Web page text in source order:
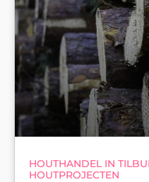
HOUTHANDEL IN
HOUTPROJECTEN